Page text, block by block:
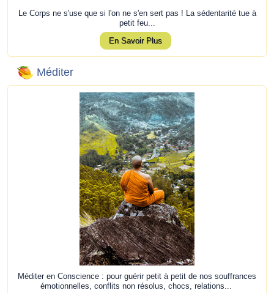
Le Corps ne s'use que si l'on ne s'en sert pas ! La sédentarité tue à
petit feu...
En Savoir Plus
Méditer
Méditer en Conscience : pour guérir petit à petit de nos souffrances
émotionnelles, conflits non résolus, chocs, relations...